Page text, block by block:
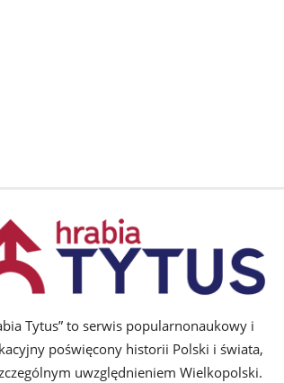
Tytus” to serwis popularnonaukowy i
poświęcony historii Polski i świata,
uwzględnieniem Wielkopolski.